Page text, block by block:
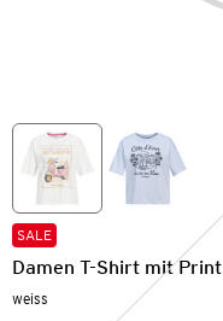
SALE
Damen T-Shirt mit Print
weiss